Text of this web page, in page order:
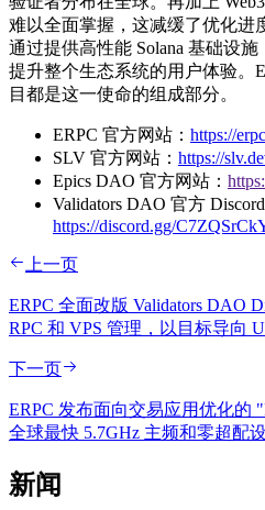
难以全面掌握，这减缓了优化进
通过提供高性能 Solana 基础设
提升整个生态系统的用户体验。
目都是这一使命的组成部分。
ERPC 官方网站： https://
SLV 官方网站： https://
Epics DAO 官方网站：
Validators DAO 官方 Discord
https://discord.gg/
上一页
ERPC 全面改版 Validators DAO
RPC 和 VPS 管理，以目标导向
下一页
ERPC 发布面向交易应用优化的
全球最快 5.7GHz 主频和零超配
新闻